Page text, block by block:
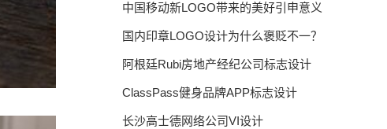
中国移动新LOGO带来的美好引申意义
国内印章LOGO设计为什么褒贬不一？
阿根廷Rubi房地产经纪公司标志设计
ClassPass健身品牌APP标志设计
长沙高士德网络公司VI设计